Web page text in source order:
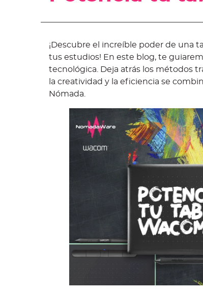
¡Descubre el increíble poder de una
tus estudios! En este blog, te
tecnológica. Deja atrás los métodos
la creatividad y la eficiencia se
Nómada.